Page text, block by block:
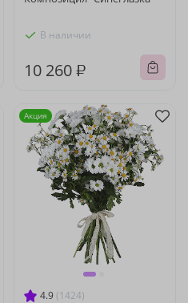
В наличии
10 260 ₽
4.9 (1424)
Акция